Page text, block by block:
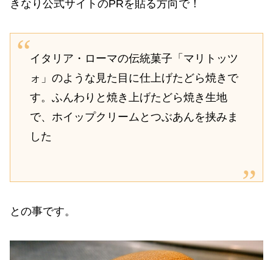
きなり公式サイトのPRを貼る方向で！
イタリア・ローマの伝統菓子「マリトッツ
ォ」のような見た目に仕上げたどら焼きで
す。ふんわりと焼き上げたどら焼き生地
で、ホイップクリームとつぶあんを挟みま
した
との事です。